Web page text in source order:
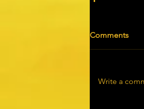
Comments
Write a